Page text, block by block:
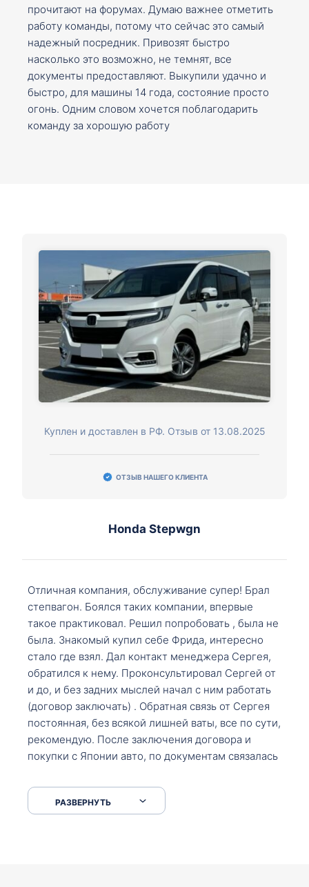
прочитают на форумах. Думаю важнее отметить
работу команды, потому что сейчас это самый
надежный посредник. Привозят быстро
насколько это возможно, не темнят, все
документы предоставляют. Выкупили удачно и
быстро, для машины 14 года, состояние просто
огонь. Одним словом хочется поблагодарить
команду за хорошую работу
Куплен и доставлен в РФ. Отзыв от 13.08.2025
ОТЗЫВ НАШЕГО КЛИЕНТА
Honda Stepwgn
Отличная компания, обслуживание супер! Брал
степвагон. Боялся таких компании, впервые
такое практиковал. Решил попробовать , была не
была. Знакомый купил себе Фрида, интересно
стало где взял. Дал контакт менеджера Сергея,
обратился к нему. Проконсультировал Сергей от
и до, и без задних мыслей начал с ним работать
(договор заключать) . Обратная связь от Сергея
постоянная, без всякой лишней ваты, все по сути,
рекомендую. После заключения договора и
покупки с Японии авто, по документам связалась
что заполнить, куда зайти, образцы и т.д. После
приехал за авто. Меня тепло встретили Сергей с
РАЗВЕРНУТЬ